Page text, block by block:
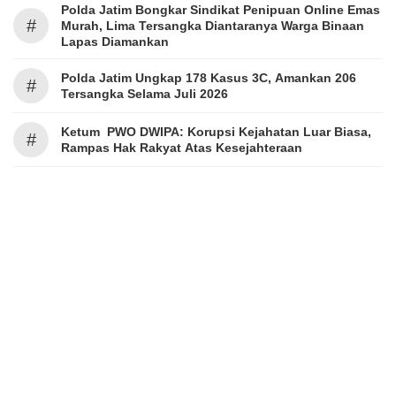
#
Polda Jatim Bongkar Sindikat Penipuan Online Emas
Murah, Lima Tersangka Diantaranya Warga Binaan
Lapas Diamankan
#
Polda Jatim Ungkap 178 Kasus 3C, Amankan 206
Tersangka Selama Juli 2026
#
Ketum PWO DWIPA: Korupsi Kejahatan Luar Biasa,
Rampas Hak Rakyat Atas Kesejahteraan